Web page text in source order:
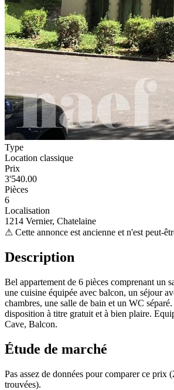
Type
Location classique
Prix
3'540.00
Pièces
6
Localisation
1214 Vernier, Chatelaine
⚠ Cette annonce est ancienne et n'est peut-
Description
Bel appartement de 6 pièces comprenant un
une cuisine équipée avec balcon, un séjour
chambres, une salle de bain et un WC
disposition à titre gratuit et à bien plaire.
Cave, Balcon.
Étude de marché
Pas assez de données pour comparer ce prix
trouvées).